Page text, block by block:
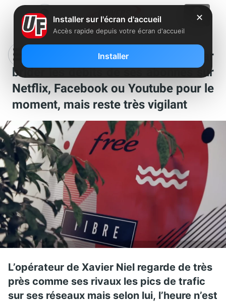
Coronavirus : Free ne compte par
brider les débits de ses abonnés sur
Netflix, Facebook ou Youtube pour le
moment, mais reste très vigilant
L’opérateur de Xavier Niel regarde de très
près comme ses rivaux les pics de trafic
sur ses réseaux mais selon lui, l’heure n’est
✕
Installer sur l'écran d'accueil
Accès rapide depuis votre écran d'accueil
Installer